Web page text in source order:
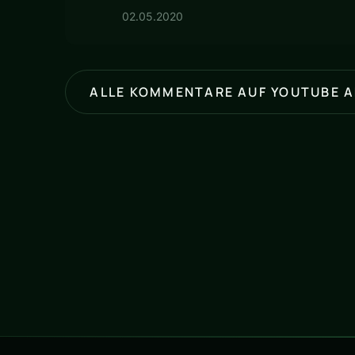
02.05.2020
ALLE KOMMENTARE AUF YOUTUBE